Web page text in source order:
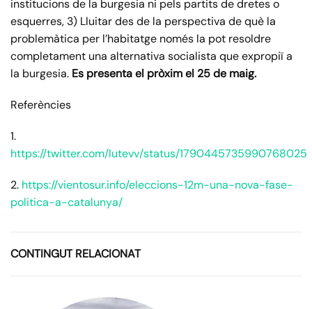
institucions de la burgesia ni pels partits de dretes o
esquerres, 3) Lluitar des de la perspectiva de què la
problemàtica per l’habitatge només la pot resoldre
completament una alternativa socialista que expropiï a
la burgesia. Es presenta el pròxim el 25 de maig.
Referències
1.
https://twitter.com/lutevv/status/1790445735990768025
2. https://vientosur.info/eleccions-12m-una-nova-fase-
politica-a-catalunya/
CONTINGUT RELACIONAT